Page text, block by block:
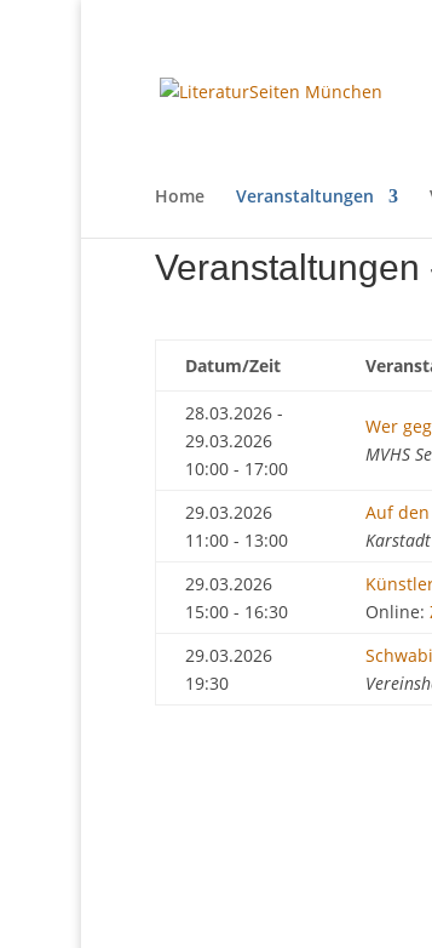
Home Veranstaltungen
Datum/Zeit
28.03.2026 -
29.03.2026
10:00 - 17:00
Wer
MVHS
29.03.2026
11:00 - 13:00
Auf
29.03.2026
15:00 - 16:30
Online:
29.03.2026
19:30